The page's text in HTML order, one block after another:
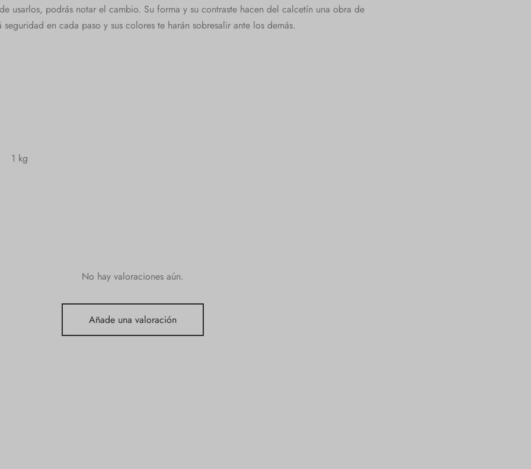
usarlos, podrás notar el cambio. Su forma y su contraste hacen del calcetín una obra de
en cada paso y sus colores te harán sobresalir ante los demás.
1 kg
No hay valoraciones aún.
Añade una valoración